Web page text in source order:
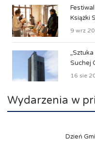
Książki
9 wrz
Suchej
16 sie
Wydarzenia w
Dzień